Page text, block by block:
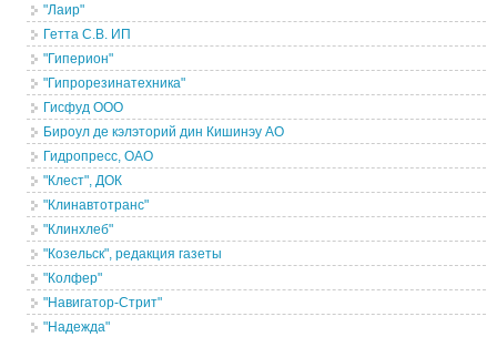
"Лаир"
Гетта С.В. ИП
"Гиперион"
"Гипрорезинатехника"
Гисфуд ООО
Бироул де кэлэторий дин Кишинэу АО
Гидропресс, ОАО
"Клест", ДОК
"Клинавтотранс"
"Клинхлеб"
"Козельск", редакция газеты
"Колфер"
"Навигатор-Стрит"
"Надежда"